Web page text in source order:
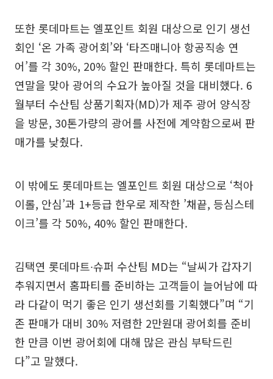
또한 롯데마트는 엘포인트 회원 대상으로 인기 생선
회인 ‘온 가족 광어회’와 ‘타즈매니아 항공직송 연
어’를 각 30%, 20% 할인 판매한다. 특히 롯데마트는
연말을 맞아 광어의 수요가 높아질 것을 대비했다. 6
월부터 수산팀 상품기획자(MD)가 제주 광어 양식장
을 방문, 30톤가량의 광어를 사전에 계약함으로써 판
매가를 낮췄다.
이 밖에도 롯데마트는 엘포인트 회원 대상으로 ‘척아
이롤, 안심’과 1+등급 한우로 제작한 ’채끝, 등심스테
이크’를 각 50%, 40% 할인 판매한다.
김택연 롯데마트∙슈퍼 수산팀 MD는 “날씨가 갑자기
추워지면서 홈파티를 준비하는 고객들이 늘어남에 따
라 다같이 먹기 좋은 인기 생선회를 기획했다”며 “기
존 판매가 대비 30% 저렴한 2만원대 광어회를 준비
한 만큼 이번 광어회에 대해 많은 관심 부탁드린
다”고 말했다.